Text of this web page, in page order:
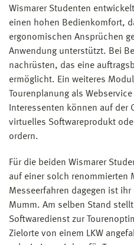
Wismarer Studenten
einen hohen Bedienkomfort,
ergonomischen Ansprüchen
Anwendung unterstützt. Bei
nachrüsten, das eine
ermöglicht. Ein weiteres
Tourenplanung als
Interessenten können auf der
virtuelles Softwareprodukt
ordern.
Für die beiden Wismarer
auf einer solch renommierten
Messeerfahren dagegen ist
Mumm. Am selben Stand
Softwaredienst zur
Zielorte von einem LKW